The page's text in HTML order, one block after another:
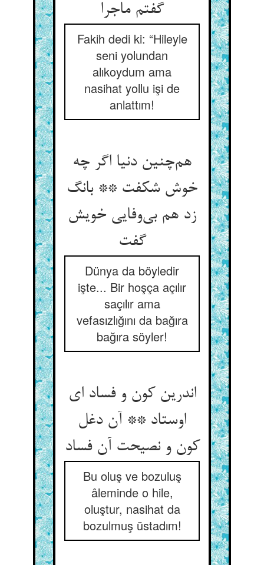
گفتم ماجرا
Fakih dedi ki: “Hileyle
seni yolundan
alıkoydum ama
nasihat yollu işi de
anlattım!
هم‌چنین دنیا اگر چه
خوش شکفت ** بانگ
زد هم بی‌وفایی خویش
گفت
Dünya da böyledir
işte... Bir hoşça açılır
saçılır ama
vefasızlığını da bağıra
bağıra söyler!
اندرین کون و فساد ای
اوستاد ** آن دغل
کون و نصیحت آن فساد
Bu oluş ve bozuluş
âleminde o hile,
oluştur, nasihat da
bozulmuş üstadım!